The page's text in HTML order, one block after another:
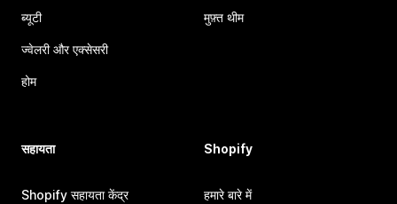
ब्यूटी
ज्वेलरी और एक्सेसरी
होम
मुफ़्त थीम
सहायता
Shopify सहायता केंद्र
Shopify
हमारे बारे में